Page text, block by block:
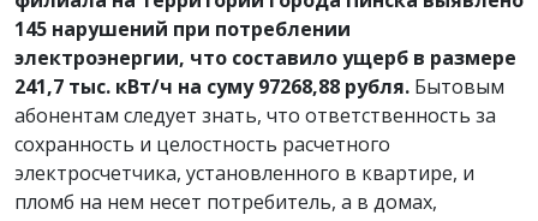
145 нарушений при потреблении
электроэнергии, что составило ущерб в размере
241,7 тыс. кВт/ч на суму 97268,88 рубля. Бытовым
абонентам следует знать, что ответственность за
сохранность и целостность расчетного
электросчетчика, установленного в квартире, и
пломб на нем несет потребитель, а в домах,